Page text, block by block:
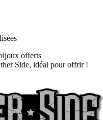
offerts
Side, idéal pour offrir !